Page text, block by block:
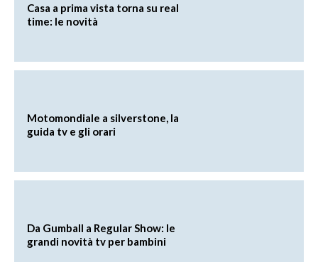
Casa a prima vista torna su real
time: le novità
Motomondiale a silverstone, la
guida tv e gli orari
Da Gumball a Regular Show: le
grandi novità tv per bambini